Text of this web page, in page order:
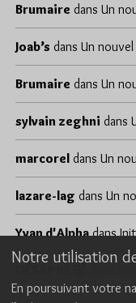
Brumaire dans Un
Joab’s dans Un
Brumaire dans Un
sylvain zeghni dans
marcorel dans Un
lazare-lag dans Un
Yvan d'Alphadans
Notre utilisation
En poursuivant votre